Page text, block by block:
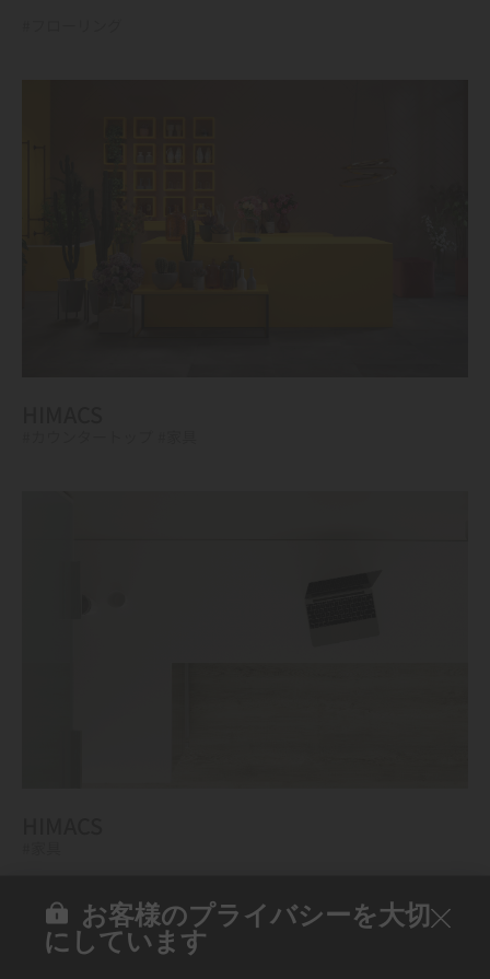
お客様のプライバシーを大切
にしています